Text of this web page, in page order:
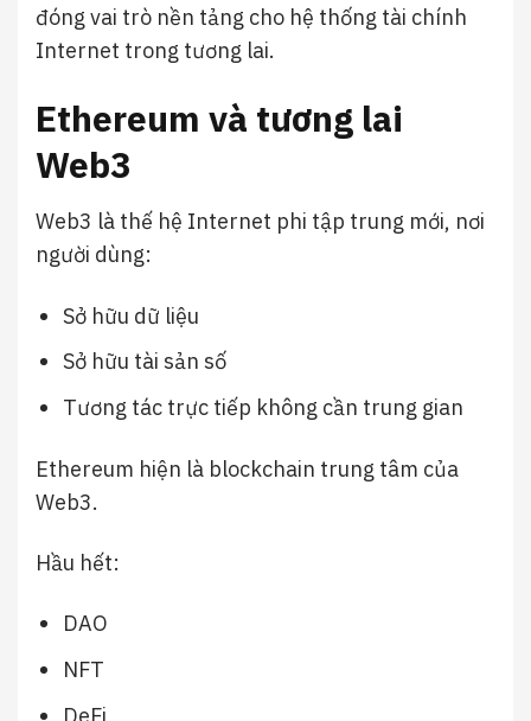
đóng vai trò nền tảng cho hệ thống tài chính
Internet trong tương lai.
Ethereum và tương lai
Web3
Web3 là thế hệ Internet phi tập trung mới, nơi
người dùng:
Sở hữu dữ liệu
Sở hữu tài sản số
Tương tác trực tiếp không cần trung gian
Ethereum hiện là blockchain trung tâm của
Web3.
Hầu hết:
DAO
NFT